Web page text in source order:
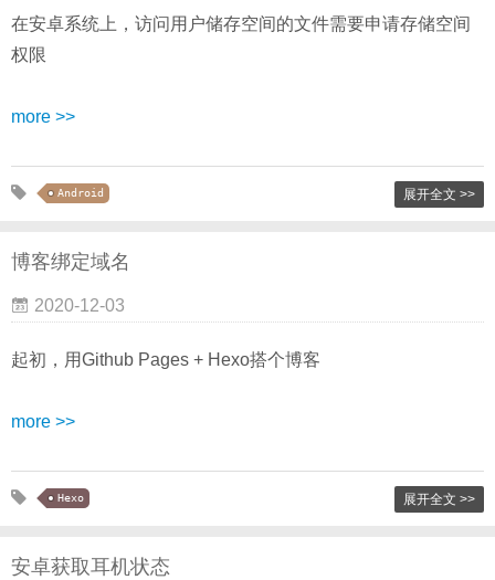
在安卓系统上，访问用户储存空间的文件需要申请存储空间
权限
more >>
Android 展开全文 >>
博客绑定域名
2020-12-03
起初，用Github Pages + Hexo搭个博客
more >>
Hexo 展开全文 >>
安卓获取耳机状态